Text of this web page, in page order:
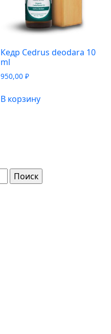
Кедр Cedrus deodara 10
ml
950,00 ₽
В корзину